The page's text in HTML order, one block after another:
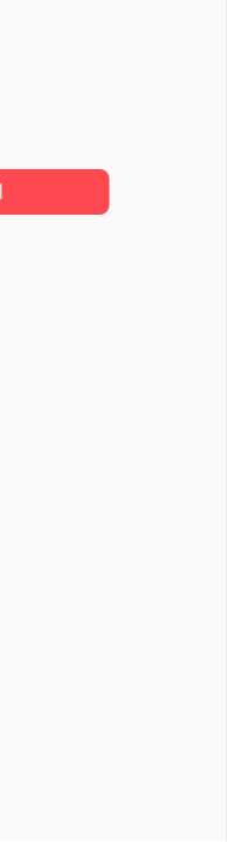
, 다이아 아이템 공개🔥